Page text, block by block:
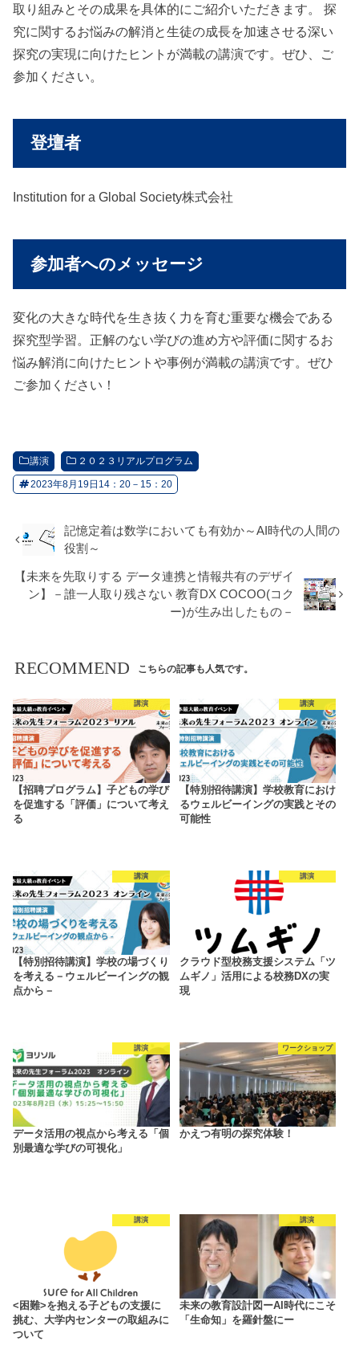
取り組みとその成果を具体的にご紹介いただきます。 探
究に関するお悩みの解消と生徒の成長を加速させる深い
探究の実現に向けたヒントが満載の講演です。ぜひ、ご
参加ください。
登壇者
Institution for a Global Society株式会社
参加者へのメッセージ
変化の大きな時代を生き抜く力を育む重要な機会である
探究型学習。正解のない学びの進め方や評価に関するお
悩み解消に向けたヒントや事例が満載の講演です。ぜひ
ご参加ください！
講演 ２０２３リアルプログラム
2023年8月19日14：20－15：20
記憶定着は数学においても有効か～AI時代の人間の
役割～
【未来を先取りする データ連携と情報共有のデザイ
ン】－誰一人取り残さない 教育DX COCOO(コク
ー)が生み出したもの－
RECOMMEND こちらの記事も人気です。
講演
【招聘プログラム】子どもの学び
を促進する「評価」について考え
る
講演
【特別招待講演】学校教育におけ
るウェルビーイングの実践とその
可能性
講演
【特別招待講演】学校の場づくり
を考える－ウェルビーイングの観
点から－
講演
クラウド型校務支援システム「ツ
ムギノ」活用による校務DXの実
現
講演
データ活用の視点から考える「個
別最適な学びの可視化」
ワークショップ
かえつ有明の探究体験！
講演
<困難>を抱える子どもの支援に
挑む、大学内センターの取組みに
ついて
講演
未来の教育設計図ーAI時代にこそ
「生命知」を羅針盤にー